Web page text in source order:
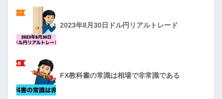
2023年8月30日ドル円リアルトレード
FX教科書の常識は相場で非常識である